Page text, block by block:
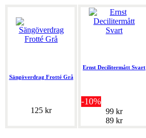
Sängöverdrag Frotté Grå
125 kr
Ernst Decilitermått Svart
-10%
99 kr
89 kr